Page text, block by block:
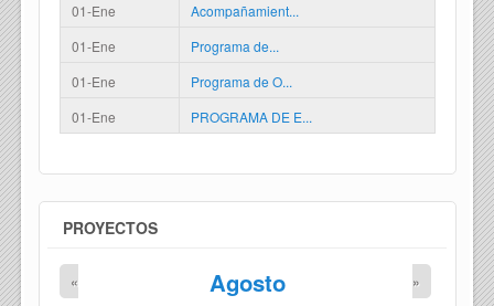
01-Ene
Acompañamient...
01-Ene
Programa de...
01-Ene
Programa de O...
01-Ene
PROGRAMA DE E...
PROYECTOS
Agosto
« »